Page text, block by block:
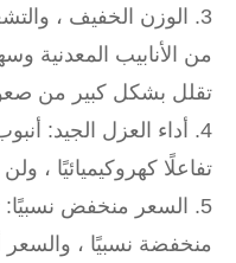
من الأنابيب المعدنية
تقلل بشكل كبير من
تفاعلًا كهروكيميائيًا ،
منخفضة نسبيًا ، والسعر